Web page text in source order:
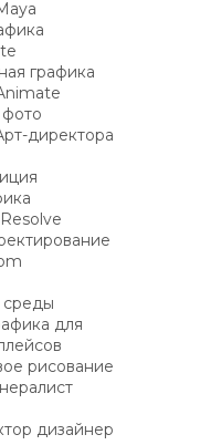
графика
директора
для
рисование
дизайнер